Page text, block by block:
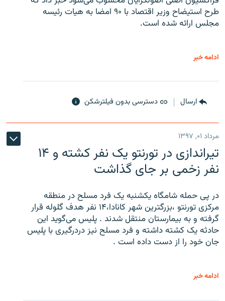
طرح استیضاح وزیر اقتصاد با ۹۰ امضا به هیات رئیسه
مجلس ارائه شده است.
ادامه خبر
ارسال دسترسی بدون فیلترشکن
مرداد ۰۱, ۱۳۹۷
تیراندازی در تورنتو یک نفر کشته و ۱۴
نفر زخمی بر جای گذاشت
در پی حمله شامگاه یکشنبه یک فرد مسلح در منطقه
مرکزی تورنتو ،‌بزرگترین شهر کانادا،۱۴ نفر هدف گلوله قرار
گرفته و به بیمارستان منتقل شدند . پلیس می‌گوید این
حادثه یک کشته داشته و فرد مسلح نیز دردرگیری با پلیس
جان خود را از دست داده است .
ادامه خبر